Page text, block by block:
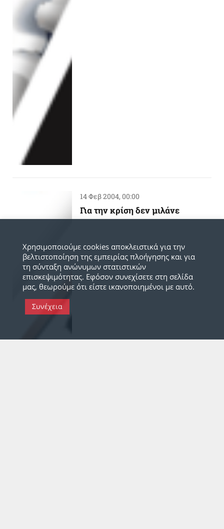
14 Φεβ 2004, 00:00
Για την κρίση δεν μιλάνε
Χρησιμοποιούμε cookies αποκλειστικά για την
βελτιστοποίηση της εμπειρίας πλοήγησης και για
τη σύνταξη ανώνυμων στατιστικών
επισκεψιμότητας. Εφόσον συνεχίσετε στη σελίδα
μας, θεωρούμε ότι είστε ικανοποιημένοι με αυτό.
Συνέχεια